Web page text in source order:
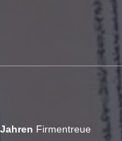
Jahren Firmentreue